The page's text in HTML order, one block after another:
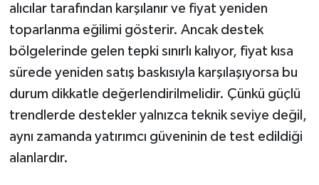
alıcılar tarafından karşılanır ve fiyat yeniden
toparlanma eğilimi gösterir. Ancak destek
bölgelerinde gelen tepki sınırlı kalıyor, fiyat kısa
sürede yeniden satış baskısıyla karşılaşıyorsa bu
durum dikkatle değerlendirilmelidir. Çünkü güçlü
trendlerde destekler yalnızca teknik seviye değil,
aynı zamanda yatırımcı güveninin de test edildiği
alanlardır.